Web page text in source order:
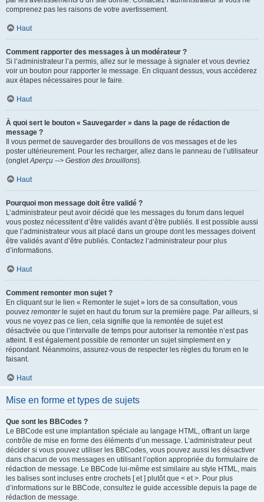
comprenez pas les raisons de votre avertissement.
Haut
Comment rapporter des messages à un modérateur ?
Si l’administrateur l’a permis, allez sur le message à signaler et vous devriez
voir un bouton pour rapporter le message. En cliquant dessus, vous accéderez
aux étapes nécessaires pour le faire.
Haut
À quoi sert le bouton « Sauvegarder » dans la page de rédaction de
message ?
Il vous permet de sauvegarder des brouillons de vos messages et de les
poster ultérieurement. Pour les recharger, allez dans le panneau de l’utilisateur
(ongletAperçu --> Gestion des brouillons).
Haut
Pourquoi mon message doit être validé ?
L’administrateur peut avoir décidé que les messages du forum dans lequel
vous postez nécessitent d’être validés avant d’être publiés. Il est possible aussi
que l’administrateur vous ait placé dans un groupe dont les messages doivent
être validés avant d’être publiés. Contactez l’administrateur pour plus
d’informations.
Haut
Comment remonter mon sujet ?
En cliquant sur le lien « Remonter le sujet » lors de sa consultation, vous
pouvez remonterle sujet en haut du forum sur la première page. Par ailleurs, si
vous ne voyez pas ce lien, cela signifie que la remontée de sujet est
désactivée ou que l’intervalle de temps pour autoriser la remontée n’est pas
atteint. Il est également possible de remonter un sujet simplement en y
répondant. Néanmoins, assurez-vous de respecter les règles du forum en le
faisant.
Haut
Mise en forme et types de sujets
Que sont les BBCodes ?
Le BBCode est une implantation spéciale au langage HTML, offrant un large
contrôle de mise en forme des éléments d’un message. L’administrateur peut
décider si vous pouvez utiliser les BBCodes, vous pouvez aussi les désactiver
dans chacun de vos messages en utilisant l’option appropriée du formulaire de
rédaction de message. Le BBCode lui-même est similaire au style HTML, mais
les balises sont incluses entre crochets [ et ] plutôt que < et >. Pour plus
d’informations sur le BBCode, consultez le guide accessible depuis la page de
rédaction de message.